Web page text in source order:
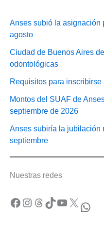
Anses subió la asignación
agosto
Ciudad de Buenos Aires
odontológicas
Requisitos para
Montos del SUAF de
septiembre de 2026
Anses subiría la jubilación
septiembre
Nuestras redes
Facebook Instagram Threads TikTok YouTube X WhatsApp